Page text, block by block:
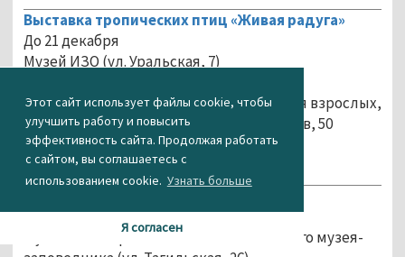
Этот сайт использует файлы cookie, чтобы
улучшить работу и повысить
эффективность сайта. Продолжая работать
с сайтом, вы соглашаетесь с
использованием cookie. Узнать больше
Я согласен
Выставка тропических птиц «Живая радуга»
До 21 декабря
Музей ИЗО (ул. Уральская, 7)
Стоимость входа в музей: 200 рублей для взрослых,
100 рублей для студентов и пенсионеров, 50
рублей для школьников, 20 рублей для
дошкольников.
До 31 декабря
Музей быта и ремёсел Нижнетагильского музея-